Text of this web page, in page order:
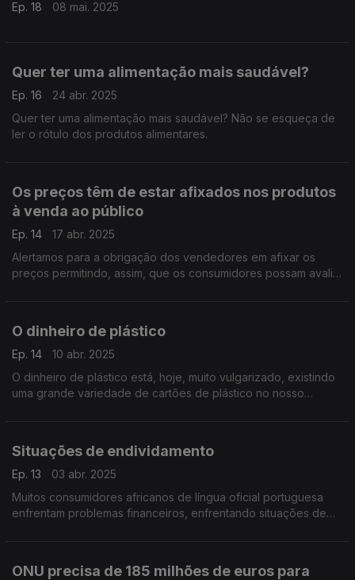
Ep. 18 08 mai. 2025
Quer ter uma alimentação mais saudável?
Ep. 16
24 abr. 2025
Quer ter uma alimentação mais saudável? Não se esqueça de
ler o rótulo dos produtos alimentares.
Os preços têm de estar afixados nos produtos
à venda ao público
Ep. 14
17 abr. 2025
Alertamos para a obrigação dos vendedores em afixar os
preços permitindo, assim, que os consumidores possam avaliar
O dinheiro de plástico
Ep. 14
10 abr. 2025
O dinheiro de plástico está, hoje, muito vulgarizado, existindo
uma grande variedade de cartões de plástico no nosso
Situações de endividamento
Ep. 13
03 abr. 2025
Muitos consumidores africanos de língua oficial portuguesa
enfrentam problemas financeiros, enfrentando situações de
ONU precisa de 185 milhões de euros para